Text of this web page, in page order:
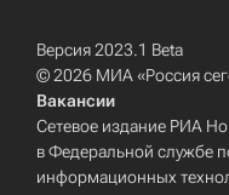
Версия 2023.1 Beta
© 2026 МИА «Россия
Вакансии
Сетевое издание РИА
в Федеральной службе
информационных